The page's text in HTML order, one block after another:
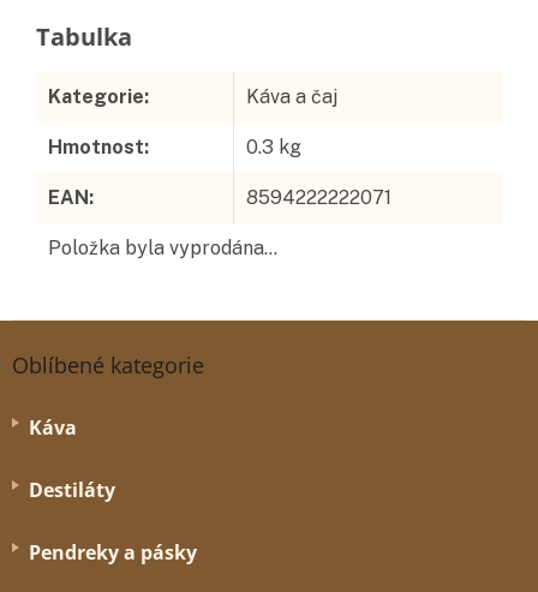
Kategorie: Káva a čaj
Hmotnost: 0.3 kg
EAN: 8594222222071
Položka byla vyprodána…
Oblíbené kategorie
Káva
Destiláty
Pendreky a pásky